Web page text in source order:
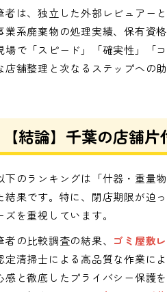
者は、独立した外部レビュアー
業系廃棄物の処理実績、保有資
場で「スピード」「確実性」「
店舗整理と次なるステップへの
【結論】千葉の店舗
下のランキングは「什器・重量
結果です。特に、閉店期限が迫
ズを重視しています。
者の比較調査の結果、 ゴミ屋敷
定清掃士による高品質な作業に
感と徹底したプライバシー保護